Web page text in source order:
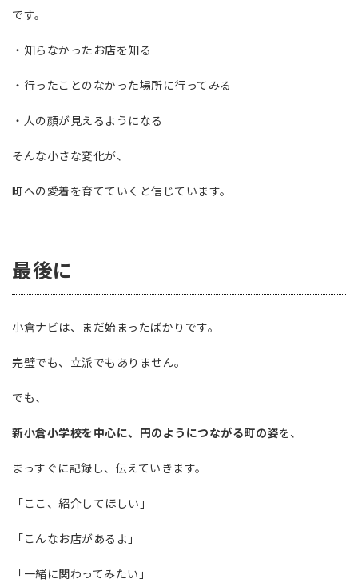
です。
・知らなかったお店を知る
・行ったことのなかった場所に行ってみる
・人の顔が見えるようになる
そんな小さな変化が、
町への愛着を育てていくと信じています。
最後に
小倉ナビは、まだ始まったばかりです。
完璧でも、立派でもありません。
でも、
新小倉小学校を中心に、円のようにつながる町の姿を、
まっすぐに記録し、伝えていきます。
「ここ、紹介してほしい」
「こんなお店があるよ」
「一緒に関わってみたい」